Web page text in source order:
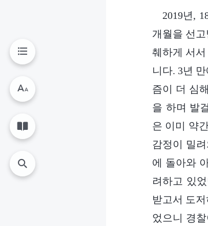
2019년,
개월을 선
췌하게 서
니다. 3년
즘이 더 심
을 하며 발
은 이미 약
감정이 밀
에 돌아와
려하고 있
받고서 도
었으니 경